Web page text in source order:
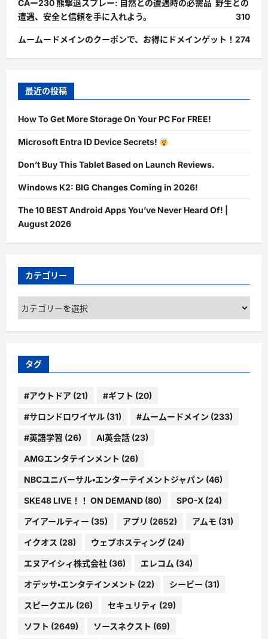
CAー230 熊撃退スプレー: 自然との遭遇時の必需品 野生との
遭遇、安全と信頼を手に入れよう。
310
ムームードメインのクーポンで、お得にドメインゲット！ 274
最近の投稿
How To Get More Storage On Your PC For FREE!
Microsoft Entra ID Device Secrets!
Don’t Buy This Tablet Based on Launch Reviews.
Windows K2: BIG Changes Coming in 2026!
The 10 BEST Android Apps You’ve Never Heard Of! |
August 2026
カテゴリー
カ
テ
ゴ
ー
タグ
#アウトドア (21) #ギフト (20)
#サロンドロワイヤル (31) #ムームードメイン (233)
#英語学習 (26) AI英会話 (23)
AMGエンタテインメント (26)
NBCユニバーサル・エンターテイメントジャパン (46)
SKE48 LIVE！！ ON DEMAND (80) SPO-X (24)
アイアールティー (35) アプリ (2652) アムモ (31)
イクオス (28) ウェブホスティング (24)
エヌアイシィ株式会社 (36) エレコム (34)
オデッサ・エンタテインメント (22) シービー (31)
スピークエル (26) セキュリティ (29)
ソフト (2649) ソースネクスト (69)